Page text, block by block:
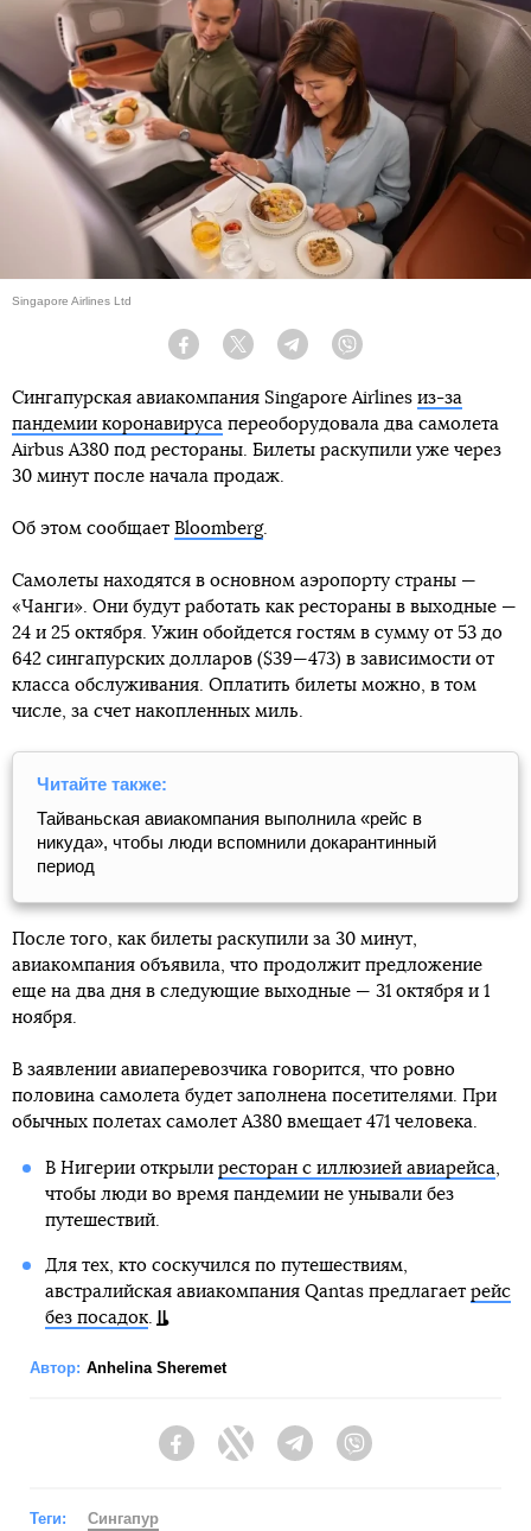
Singapore Airlines Ltd
Facebook Twitter Telegram
Сингапурская авиакомпания Singapore Airlines из-за
пандемии коронавируса переоборудовала два самолета
Airbus A380 под рестораны. Билеты раскупили уже через
30 минут после начала продаж.
Об этом сообщает Bloomberg.
Самолеты находятся в основном аэропорту страны —
«Чанги». Они будут работать как рестораны в выходные —
24 и 25 октября. Ужин обойдется гостям в сумму от 53 до
642 сингапурских долларов ($39—473) в зависимости от
класса обслуживания. Оплатить билеты можно, в том
числе, за счет накопленных миль.
Читайте также:
Тайваньская авиакомпания выполнила «рейс в
никуда», чтобы люди вспомнили докарантинный
период
После того, как билеты раскупили за 30 минут,
авиакомпания объявила, что продолжит предложение
еще на два дня в следующие выходные — 31 октября и 1
ноября.
В заявлении авиаперевозчика говорится, что ровно
половина самолета будет заполнена посетителями. При
обычных полетах самолет А380 вмещает 471 человека.
В Нигерии открыли ресторан с иллюзией авиарейса
чтобы люди во время пандемии не унывали без
путешествий.
Для тех, кто соскучился по путешествиям,
австралийская авиакомпания Qantas предлагает рейс
без посадок.
Автор: Anhelina Sheremet
FacebookTwitter Telegram
Теги: Сингапур